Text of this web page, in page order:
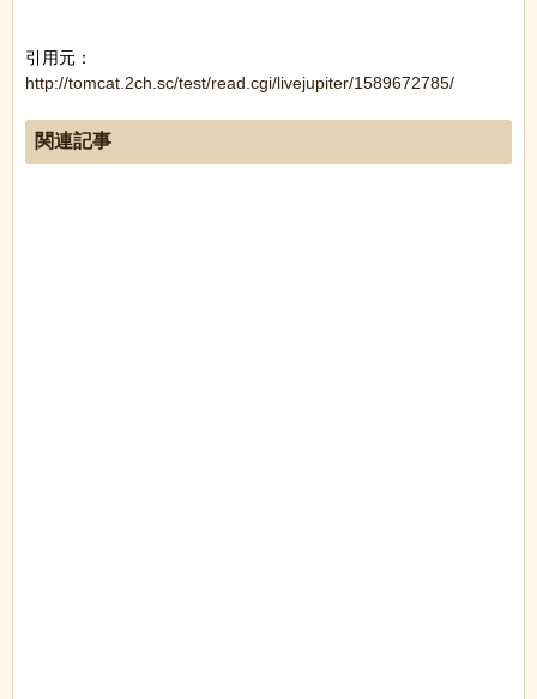
引用元：
http://tomcat.2ch.sc/test/read.cgi/livejupiter/1589672785/
関連記事